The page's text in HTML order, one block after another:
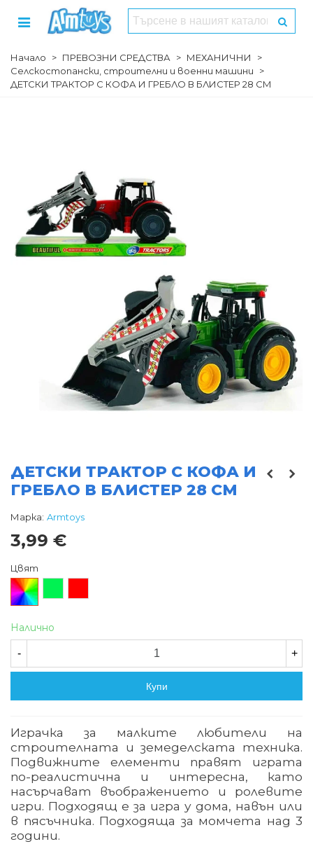
Начало > ПРЕВОЗНИ СРЕДСТВА > МЕХАНИЧНИ
>
Селскостопански, строителни и военни машини
>
ДЕТСКИ ТРАКТОР С КОФА И ГРЕБЛО В БЛИСТЕР 28 СМ
ДЕТСКИ ТРАКТОР С КОФА И
ГРЕБЛО В БЛИСТЕР 28 СМ
Марка: Armtoys
3,99 €
Цвят
Произволен/
микс
Налично
- +
Купи
Играчка за малките любители на
строителната и земеделската техника.
Подвижните елементи правят играта
по-реалистична и интересна, като
насърчават въображението и ролевите
игри. Подходящ е за игра у дома, навън или
в пясъчника. Подходяща за момчета над 3
години.